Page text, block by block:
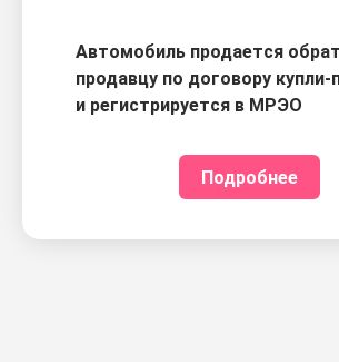
Автомобиль продается
продавцу по договору
и регистрируется в МРЭО
Подробнее